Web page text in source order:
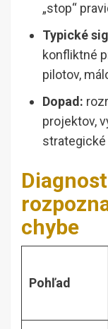
„stop“
Typické
konfliktné
pilotov,
Dopad:
projektov,
chybe
Pohľad